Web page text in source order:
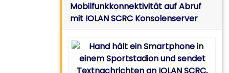
Mobilfunkkonnektivität auf Abruf
mit IOLAN SCRC Konsolenserver